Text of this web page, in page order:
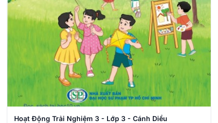
Hoạt Động Trải Nghiệm 3 - Lớp 3 - Cánh Diều